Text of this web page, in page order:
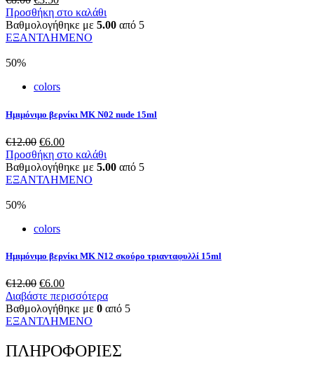
price
was:
€8.00.
τρέχουσα
τιμή
είναι:
Προσθήκη στο καλάθι
Βαθμολογήθηκε με 5.00 από 5
ΕΞΑΝΤΛΗΜΕΝΟ
50%
colors
Ημιμόνιμο βερνίκι ΜΚ Ν02 nude 15ml
€12.00 Original
price
was:
€12.00.
€6.00Η
τρέχουσα
τιμή
είναι:
Προσθήκη στο καλάθι
Βαθμολογήθηκε με 5.00 από 5
ΕΞΑΝΤΛΗΜΕΝΟ
50%
colors
Ημιμόνιμο βερνίκι ΜΚ Ν12 σκούρο τριανταφυλλί 15ml
€12.00 Original
price
was:
€12.00.
€6.00Η
τρέχουσα
τιμή
είναι:
Διαβάστε περισσότερα
Βαθμολογήθηκε με 0 από 5
ΕΞΑΝΤΛΗΜΕΝΟ
ΠΛΗΡΟΦΟΡΙΕΣ